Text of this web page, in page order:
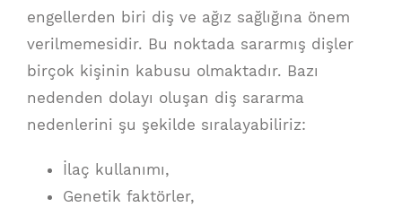
engellerden biri diş ve ağız sağlığına önem
verilmemesidir. Bu noktada sararmış dişler
birçok kişinin kabusu olmaktadır. Bazı
nedenden dolayı oluşan diş sararma
nedenlerini şu şekilde sıralayabiliriz:
İlaç kullanımı,
Genetik faktörler,